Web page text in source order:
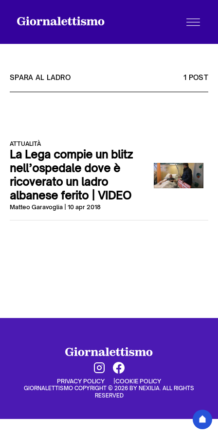
Chi siamo
Contatti
SPARA AL LADRO 1 POST
ATTUALITÀ
La Lega compie un blitz
nell’ospedale dove è
ricoverato un ladro
albanese ferito | VIDEO
Matteo Garavoglia | 10 apr 2018
PRIVACY POLICY COOKIE POLICY
GIORNALETTISMO COPYRIGHT © 2026 BY NEXILIA. ALL RIGHTS
RESERVED